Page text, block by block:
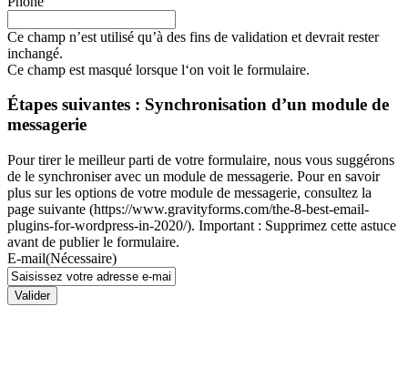
Ce champ n’est utilisé qu’à des fins de validation et devrait rester
inchangé.
Ce champ est masqué lorsque l‘on voit le formulaire.
Étapes suivantes : Synchronisation d’un module de
messagerie
Pour tirer le meilleur parti de votre formulaire, nous vous suggérons
de le synchroniser avec un module de messagerie. Pour en savoir
plus sur les options de votre module de messagerie, consultez la
page suivante (https://www.gravityforms.com/the-8-best-email-
plugins-for-wordpress-in-2020/). Important : Supprimez cette astuce
avant de publier le formulaire.
E-mail(Nécessaire)
Valider